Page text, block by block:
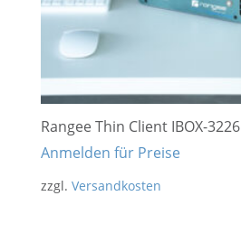
Rangee Thin Client IBOX-3226
Anmelden für Preise
zzgl. Versandkosten